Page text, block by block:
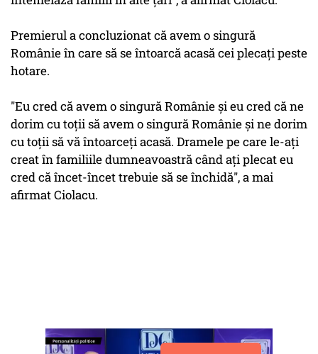
Premierul a concluzionat că avem o singură
Românie în care să se întoarcă acasă cei plecaţi peste
hotare.
"Eu cred că avem o singură Românie şi eu cred că ne
dorim cu toţii să avem o singură Românie şi ne dorim
cu toţii să vă întoarceţi acasă. Dramele pe care le-aţi
creat în familiile dumneavoastră când aţi plecat eu
cred că încet-încet trebuie să se închidă", a mai
afirmat Ciolacu.